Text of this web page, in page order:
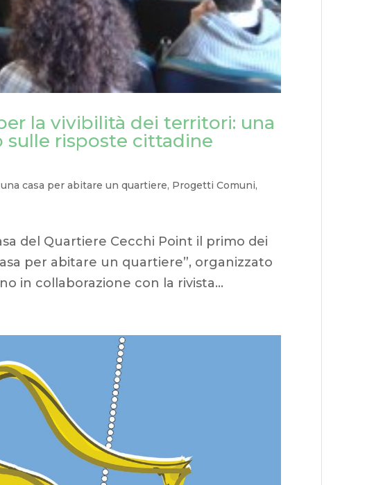
la vivibilità dei territori: una
risposte cittadine
casa per abitare un quartiere, Progetti Comuni,
del Quartiere Cecchi Point il primo dei
per abitare un quartiere”, organizzato
in collaborazione con la rivista...